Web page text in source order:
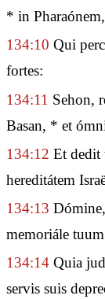
* in
134:10 Qui
fortes:
134:11 Sehon,
Basan, * et
134:12 Et dedit
hereditátem
134:13
memoriále
134:14 Quia
servis suis